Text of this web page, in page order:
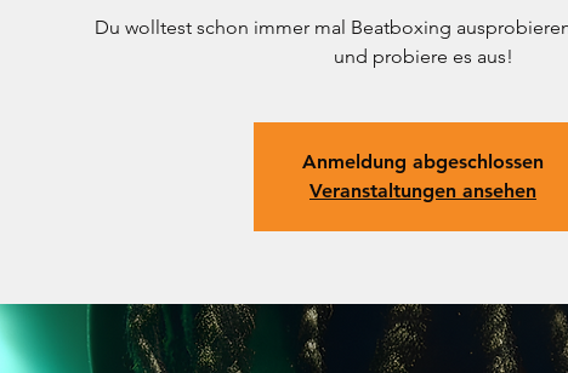
Du wolltest schon immer mal Beatboxing
und probiere es aus!
Anmeldung abgeschlossen
Veranstaltungen ansehen